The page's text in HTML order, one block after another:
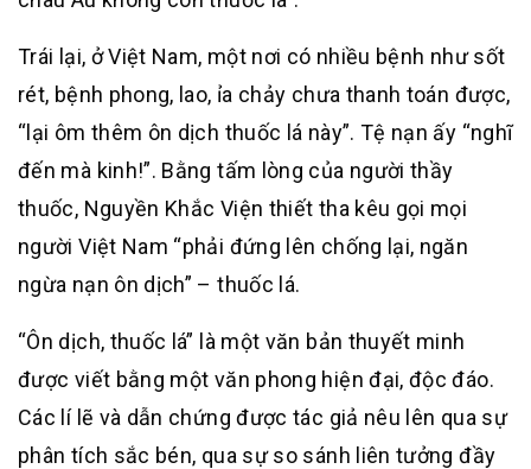
Trái lại, ở Việt Nam, một nơi có nhiều bệnh như sốt
rét, bệnh phong, lao, ỉa chảy chưa thanh toán được,
“lại ôm thêm ôn dịch thuốc lá này”. Tệ nạn ấy “nghĩ
đến mà kinh!”. Bằng tấm lòng của người thầy
thuốc, Nguyền Khắc Viện thiết tha kêu gọi mọi
người Việt Nam “phải đứng lên chống lại, ngăn
ngừa nạn ôn dịch” – thuốc lá.
“Ôn dịch, thuốc lá” là một văn bản thuyết minh
được viết bằng một văn phong hiện đại, độc đáo.
Các lí lẽ và dẫn chứng được tác giả nêu lên qua sự
phân tích sắc bén, qua sự so sánh liên tưởng đầy